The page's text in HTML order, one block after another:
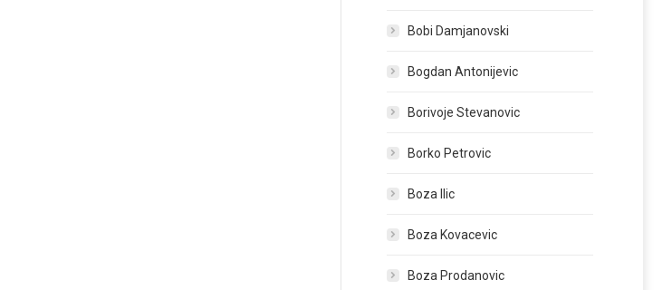
Bobi Damjanovski
Bogdan Antonijevic
Borivoje Stevanovic
Borko Petrovic
Boza Ilic
Boza Kovacevic
Boza Prodanovic